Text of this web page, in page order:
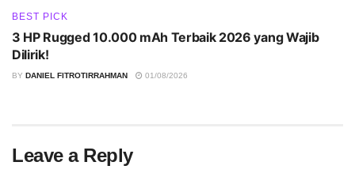
BEST PICK
3 HP Rugged 10.000 mAh Terbaik 2026 yang Wajib
Dilirik!
BY DANIEL FITROTIRRAHMAN 01/08/2026
Leave a Reply